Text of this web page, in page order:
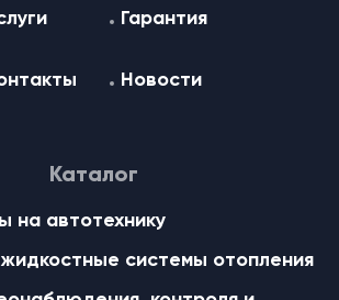
Гарантия
Новости
Каталог
на автотехнику
cистемы отопления